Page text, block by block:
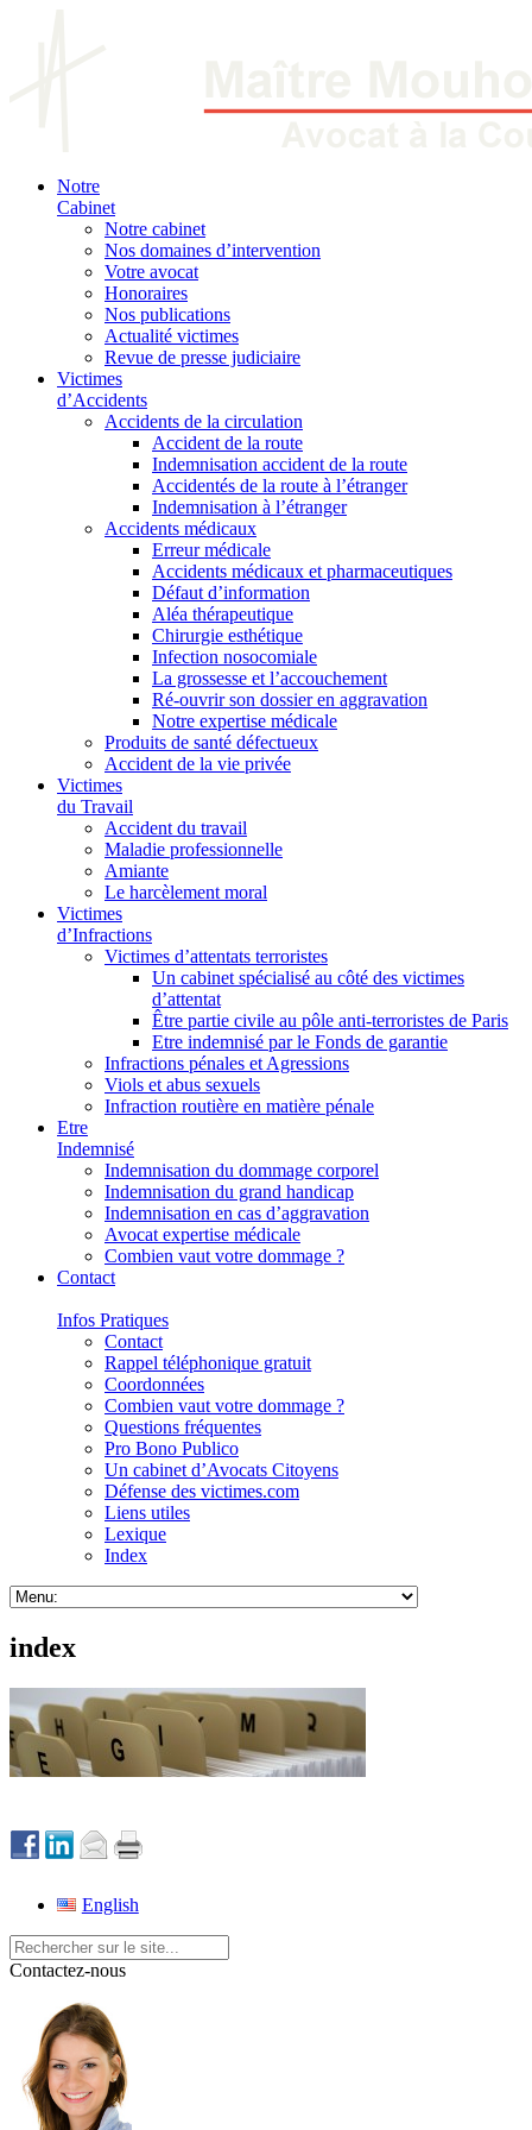
Notre
Cabinet
Notre cabinet
Nos domaines d’intervention
Votre avocat
Honoraires
Nos publications
Actualité victimes
Revue de presse judiciaire
Victimes
d’Accidents
Accidents de la circulation
Accident de la route
Indemnisation accident de la route
Accidentés de la route à l’étranger
Indemnisation à l’étranger
Accidents médicaux
Erreur médicale
Accidents médicaux et pharmaceutiques
Défaut d’information
Aléa thérapeutique
Chirurgie esthétique
Infection nosocomiale
La grossesse et l’accouchement
Ré-ouvrir son dossier en aggravation
Notre expertise médicale
Produits de santé défectueux
Accident de la vie privée
Victimes
du Travail
Accident du travail
Maladie professionnelle
Amiante
Le harcèlement moral
Victimes
d’Infractions
Victimes d’attentats terroristes
Un cabinet spécialisé au côté des victimes
d’attentat
Être partie civile au pôle anti-terroristes de Paris
Etre indemnisé par le Fonds de garantie
Infractions pénales et Agressions
Viols et abus sexuels
Infraction routière en matière pénale
Etre
Indemnisé
Indemnisation du dommage corporel
Indemnisation du grand handicap
Indemnisation en cas d’aggravation
Avocat expertise médicale
Combien vaut votre dommage ?
Contact
Infos Pratiques
Contact
Rappel téléphonique gratuit
Coordonnées
Combien vaut votre dommage ?
Questions fréquentes
Pro Bono Publico
Un cabinet d’Avocats Citoyens
Défense des victimes.com
Liens utiles
Lexique
Index
index
English
Contactez-nous